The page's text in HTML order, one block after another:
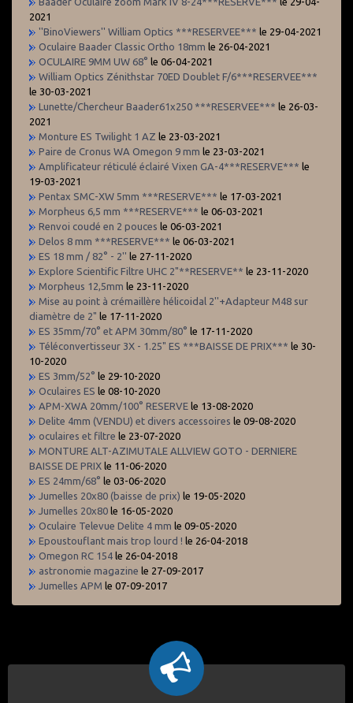
2021
''BinoViewers'' William Optics ***RESERVEE*** le 29-04-2021
Oculaire Baader Classic Ortho 18mm le 26-04-2021
OCULAIRE 9MM UW 68° le 06-04-2021
William Optics Zénithstar 70ED Doublet F/6***RESERVEE***
le 30-03-2021
Lunette/Chercheur Baader61x250 ***RESERVEE*** le 26-03-
2021
Monture ES Twilight 1 AZ le 23-03-2021
Paire de Cronus WA Omegon 9 mm le 23-03-2021
Amplificateur réticulé éclairé Vixen GA-4***RESERVE*** le
19-03-2021
Pentax SMC-XW 5mm ***RESERVE*** le 17-03-2021
Morpheus 6,5 mm ***RESERVE*** le 06-03-2021
Renvoi coudé en 2 pouces le 06-03-2021
Delos 8 mm ***RESERVE*** le 06-03-2021
ES 18 mm / 82° - 2'' le 27-11-2020
Explore Scientific Filtre UHC 2"**RESERVE** le 23-11-2020
Morpheus 12,5mm le 23-11-2020
Mise au point à crémaillère hélicoidal 2''+Adapteur M48 sur
diamètre de 2" le 17-11-2020
ES 35mm/70° et APM 30mm/80° le 17-11-2020
Téléconvertisseur 3X - 1.25" ES ***BAISSE DE PRIX*** le 30-
10-2020
ES 3mm/52° le 29-10-2020
Oculaires ES le 08-10-2020
APM-XWA 20mm/100° RESERVE le 13-08-2020
Delite 4mm (VENDU) et divers accessoires le 09-08-2020
oculaires et filtre le 23-07-2020
MONTURE ALT-AZIMUTALE ALLVIEW GOTO - DERNIERE
BAISSE DE PRIX le 11-06-2020
ES 24mm/68° le 03-06-2020
Jumelles 20x80 (baisse de prix) le 19-05-2020
Jumelles 20x80 le 16-05-2020
Oculaire Televue Delite 4 mm le 09-05-2020
Epoustouflant mais trop lourd ! le 26-04-2018
Omegon RC 154 le 26-04-2018
astronomie magazine le 27-09-2017
Jumelles APM le 07-09-2017